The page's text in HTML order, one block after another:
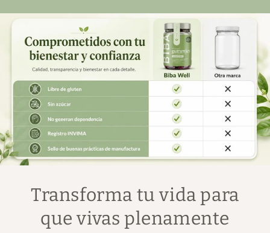
Transforma tu vida para
que vivas plenamente